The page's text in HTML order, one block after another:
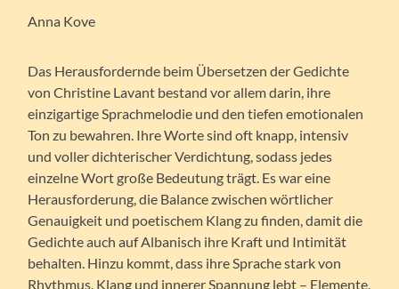
Anna Kove
Das Herausfordernde beim Übersetzen der Gedichte
von Christine Lavant bestand vor allem darin, ihre
einzigartige Sprachmelodie und den tiefen emotionalen
Ton zu bewahren. Ihre Worte sind oft knapp, intensiv
und voller dichterischer Verdichtung, sodass jedes
einzelne Wort große Bedeutung trägt. Es war eine
Herausforderung, die Balance zwischen wörtlicher
Genauigkeit und poetischem Klang zu finden, damit die
Gedichte auch auf Albanisch ihre Kraft und Intimität
behalten. Hinzu kommt, dass ihre Sprache stark von
Rhythmus, Klang und innerer Spannung lebt – Elemente,